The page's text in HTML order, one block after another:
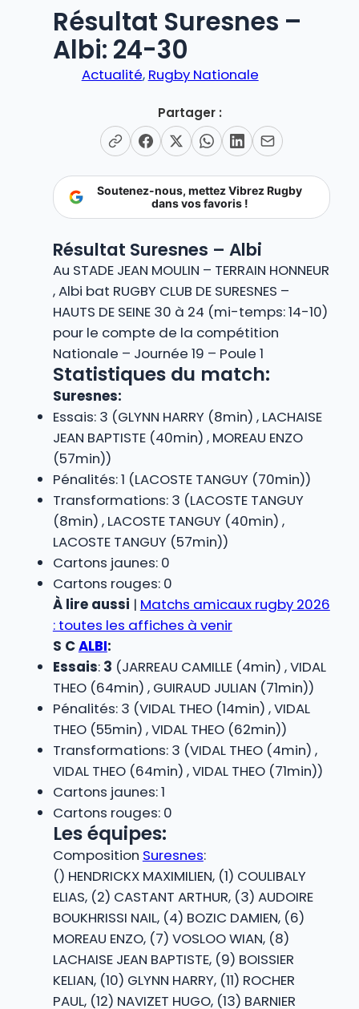
Résultat Suresnes –
Albi: 24-30
Actualité, Rugby Nationale
Partager :
Soutenez-nous, mettez Vibrez Rugby
dans vos favoris !
Résultat Suresnes – Albi
Au STADE JEAN MOULIN – TERRAIN HONNEUR
, Albi bat RUGBY CLUB DE SURESNES –
HAUTS DE SEINE 30 à 24 (mi-temps: 14-10)
pour le compte de la compétition
Nationale – Journée 19 – Poule 1
Statistiques du match:
Suresnes:
Essais: 3 (GLYNN HARRY (8min) , LACHAISE
JEAN BAPTISTE (40min) , MOREAU ENZO
(57min))
Pénalités: 1 (LACOSTE TANGUY (70min))
Transformations: 3 (LACOSTE TANGUY
(8min) , LACOSTE TANGUY (40min) ,
LACOSTE TANGUY (57min))
Cartons jaunes: 0
Cartons rouges: 0
À lire aussi | Matchs amicaux rugby 2026
: toutes les affiches à venir
S CALBI:
Essais: 3 (JARREAU CAMILLE (4min) , VIDAL
THEO (64min) , GUIRAUD JULIAN (71min))
Pénalités: 3 (VIDAL THEO (14min) , VIDAL
THEO (55min) , VIDAL THEO (62min))
Transformations: 3 (VIDAL THEO (4min) ,
VIDAL THEO (64min) , VIDAL THEO (71min))
Cartons jaunes: 1
Cartons rouges: 0
Les équipes:
Composition Suresnes:
() HENDRICKX MAXIMILIEN, (1) COULIBALY
ELIAS, (2) CASTANT ARTHUR, (3) AUDOIRE
BOUKHRISSI NAIL, (4) BOZIC DAMIEN, (6)
MOREAU ENZO, (7) VOSLOO WIAN, (8)
LACHAISE JEAN BAPTISTE, (9) BOISSIER
KELIAN, (10) GLYNN HARRY, (11) ROCHER
PAUL, (12) NAVIZET HUGO, (13) BARNIER